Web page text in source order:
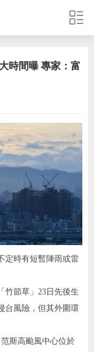
時間曝 專家：富
定時有短暫陣雨或雷
竹節草」23日先後生
台風險，但其外圍環
斯高颱風中心位於